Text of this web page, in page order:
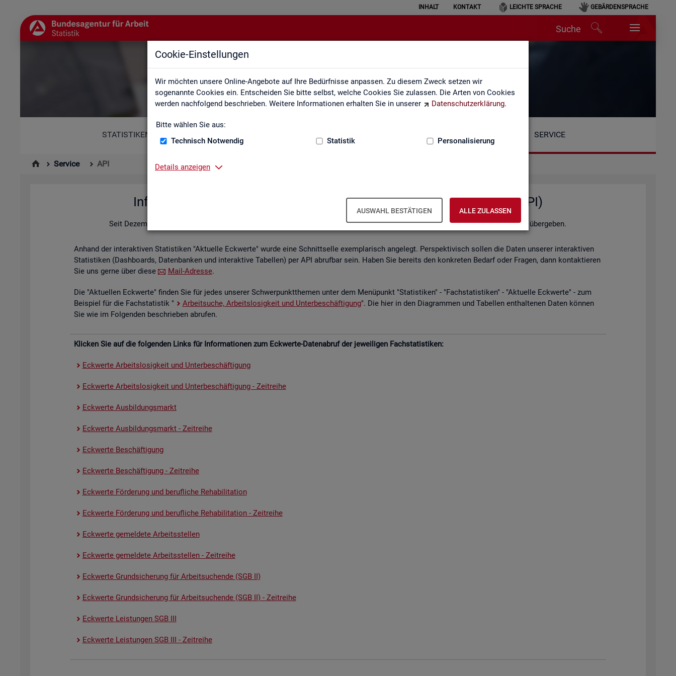
Cookie-Einstellungen
Wir möchten unsere Online-Angebote auf Ihre Bedürfnisse anpassen. Zu diesem Zweck setzen wir
sogenannte Cookies ein. Entscheiden Sie bitte selbst, welche Cookies Sie zulassen. Die Arten von Cookies
werden nachfolgend beschrieben. Weitere Informationen erhalten Sie in unserer
Datenschutzerklärung.
Bitte wählen Sie aus:
Technisch Notwendig
Statistik Personalisierung
Details anzeigen
AUSWAHL BESTÄTIGEN ALLE ZULASSEN
INHALT KONTAKT LEICHTE SPRACHE GEBÄRDENSPRACHE
Suche
API
STATISTIKEN SERVICE
Service API
In­for­ma­tio­nen zu Schnitt­stel­len für au­to­ma­ti­sier­te Da­ten­ab­fra­gen (API)
Seit De­zem­ber 2025 bie­tet die Sta­tis­tik der Bun­des­agen­tur für Ar­beit die Mög­lich­keit, Daten per Schnitt­stel­le au­to­ma­ti­siert zu über­ge­ben.
An­hand der in­ter­ak­ti­ven Sta­tis­ti­ken "Ak­tu­el­le Eck­wer­te" wurde eine Schnitt­sel­le ex­em­pla­risch an­ge­legt. Per­spek­ti­visch sol­len die Daten un­se­rer in­ter­ak­ti­ven
Sta­tis­ti­ken (Da­sh­boards, Da­ten­ban­ken und in­ter­ak­ti­ve Ta­bel­len) per API ab­ruf­bar sein. Haben Sie be­reits den kon­kre­ten Be­darf oder Fra­gen, dann kon­tak­tie­ren
Sie uns gerne über diese
Mail-Adres­se.
Die "Ak­tu­el­len Eck­wer­te" fin­den Sie für jedes un­se­rer Schwer­punkt­the­men unter dem Me­nü­punkt "Sta­tis­ti­ken" - "Fach­sta­tis­ti­ken" - "Ak­tu­el­le Eck­wer­te" - zum
Bei­spiel für die Fach­sta­tis­tik "
Ar­beit­su­che, Ar­beits­lo­sig­keit und Un­ter­be­schäf­ti­gung". Die hier in den Dia­gram­men und Ta­bel­len ent­hal­te­nen Daten kön­nen
Sie wie im Fol­gen­den be­schrie­ben ab­ru­fen.
Kli­cken Sie auf die fol­gen­den Links für In­for­ma­tio­nen zum Eck­wer­te-Da­ten­ab­ruf der je­wei­li­gen Fach­sta­tis­ti­ken:
Eck­wer­te Ar­beits­lo­sig­keit und Un­ter­be­schäf­ti­gung
Eck­wer­te Ar­beits­lo­sig­keit und Un­ter­be­schäf­ti­gung - Zeit­rei­he
Eck­wer­te Aus­bil­dungs­markt
Eck­wer­te Aus­bil­dungs­markt - Zeit­rei­he
Eck­wer­te Be­schäf­ti­gung
Eck­wer­te Be­schäf­ti­gung - Zeit­rei­he
Eck­wer­te För­de­rung und be­ruf­li­che Re­ha­bi­li­ta­ti­on
Eck­wer­te För­de­rung und be­ruf­li­che Re­ha­bi­li­ta­ti­on - Zeit­rei­he
Eck­wer­te ge­mel­de­te Ar­beits­stel­len
Eck­wer­te ge­mel­de­te Ar­beits­stel­len - Zeit­rei­he
Eck­wer­te Grund­si­che­rung für Ar­beit­su­chen­de (SGB II)
Eck­wer­te Grund­si­che­rung für Ar­beit­su­chen­de (SGB II) - Zeit­rei­he
Eck­wer­te Leis­tun­gen SGB III
Eck­wer­te Leis­tun­gen SGB III - Zeit­rei­he